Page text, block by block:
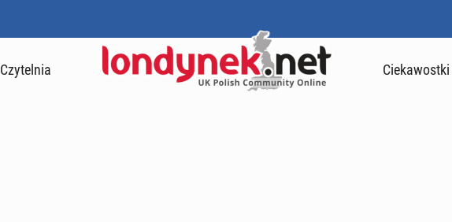
Czytelnia Ciekawostki